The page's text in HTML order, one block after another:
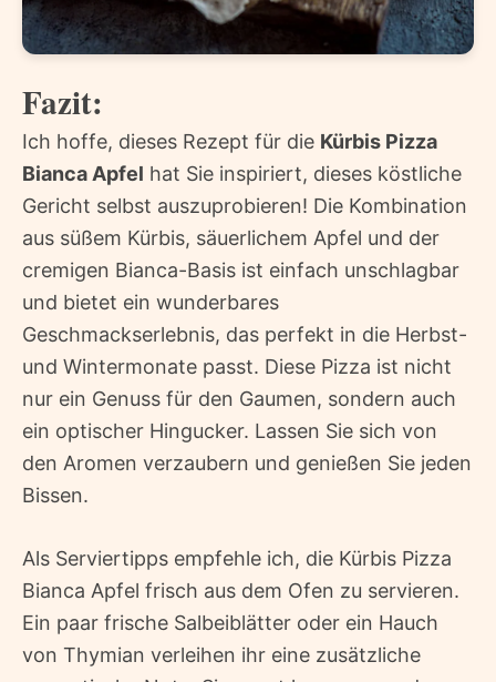
Fazit:
Ich hoffe, dieses Rezept für die Kürbis Pizza
Bianca Apfel hat Sie inspiriert, dieses köstliche
Gericht selbst auszuprobieren! Die Kombination
aus süßem Kürbis, säuerlichem Apfel und der
cremigen Bianca-Basis ist einfach unschlagbar
und bietet ein wunderbares
Geschmackserlebnis, das perfekt in die Herbst-
und Wintermonate passt. Diese Pizza ist nicht
nur ein Genuss für den Gaumen, sondern auch
ein optischer Hingucker. Lassen Sie sich von
den Aromen verzaubern und genießen Sie jeden
Bissen.
Als Serviertipps empfehle ich, die Kürbis Pizza
Bianca Apfel frisch aus dem Ofen zu servieren.
Ein paar frische Salbeiblätter oder ein Hauch
von Thymian verleihen ihr eine zusätzliche